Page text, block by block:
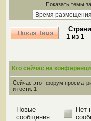
Показать темы
1 из 1
Кто сейчас на
Сейчас этот форум
и гости: 1
Новые
сообщения
Нет